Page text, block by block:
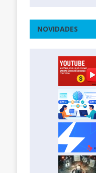
NOVIDADES